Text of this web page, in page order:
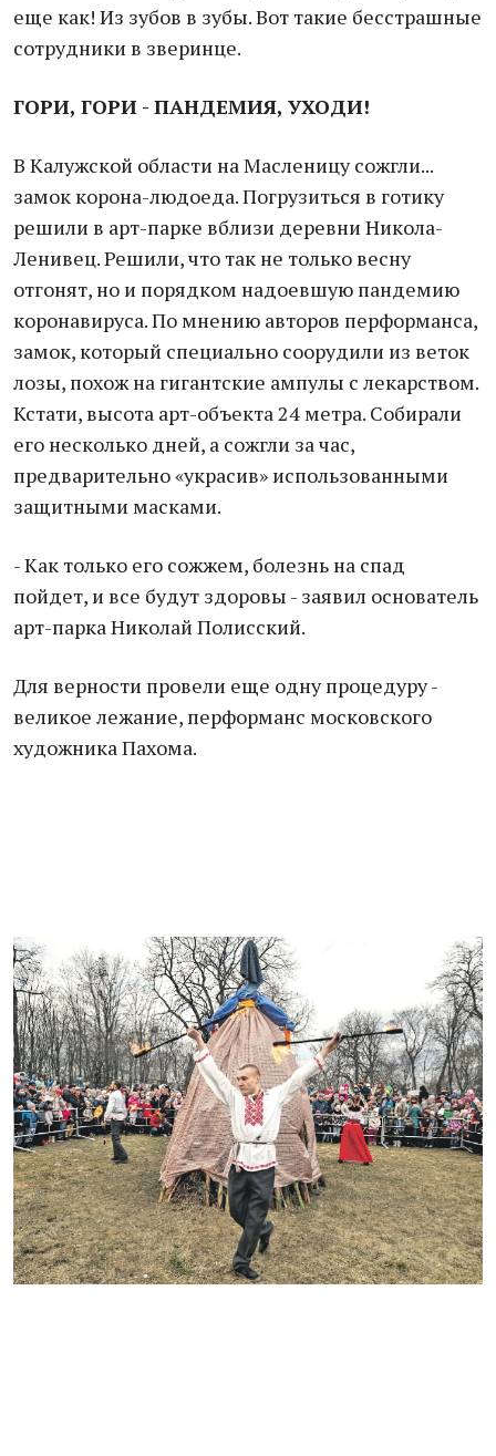
еще как! Из зубов в зубы. Вот такие бесстрашные
сотрудники в зверинце.
ГОРИ, ГОРИ - ПАНДЕМИЯ, УХОДИ!
В Калужской области на Масленицу сожгли...
замок корона-людоеда. Погрузиться в готику
решили в арт-парке вблизи деревни Никола-
Ленивец. Решили, что так не только весну
отгонят, но и порядком надоевшую пандемию
коронавируса. По мнению авторов перформанса,
замок, который специально соорудили из веток
лозы, похож на гигантские ампулы с лекарством.
Кстати, высота арт-объекта 24 метра. Собирали
его несколько дней, а сожгли за час,
предварительно «украсив» использованными
защитными масками.
- Как только его сожжем, болезнь на спад
пойдет, и все будут здоровы - заявил основатель
арт-парка Николай Полисский.
Для верности провели еще одну процедуру -
великое лежание, перформанс московского
художника Пахома.